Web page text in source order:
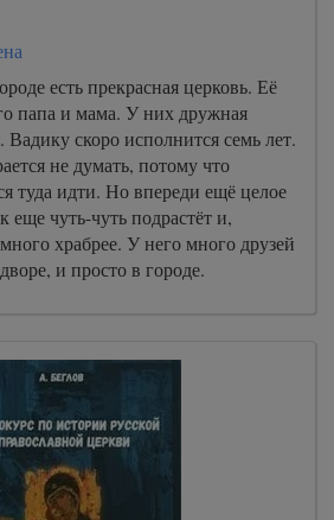
есть прекрасная церковь. Её
папа и мама. У них дружная
Вадику скоро исполнится семь лет.
не думать, потому что
туда идти. Но впереди ещё целое
еще чуть-чуть подрастёт и,
храбрее. У него много друзей
и просто в городе.